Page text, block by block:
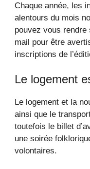
Chaque année, les
alentours du mois
pouvez vous rendre
mail pour être
inscriptions de
Le logement
Le logement et la
ainsi que le
toutefois le billet
une soirée
volontaires.